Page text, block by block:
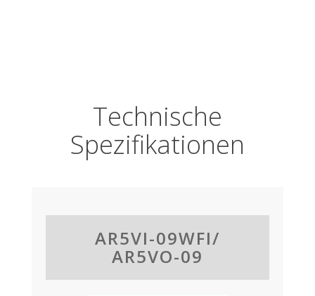
Technische
Spezifikationen
AR5VI-09WFI/
AR5VO-09